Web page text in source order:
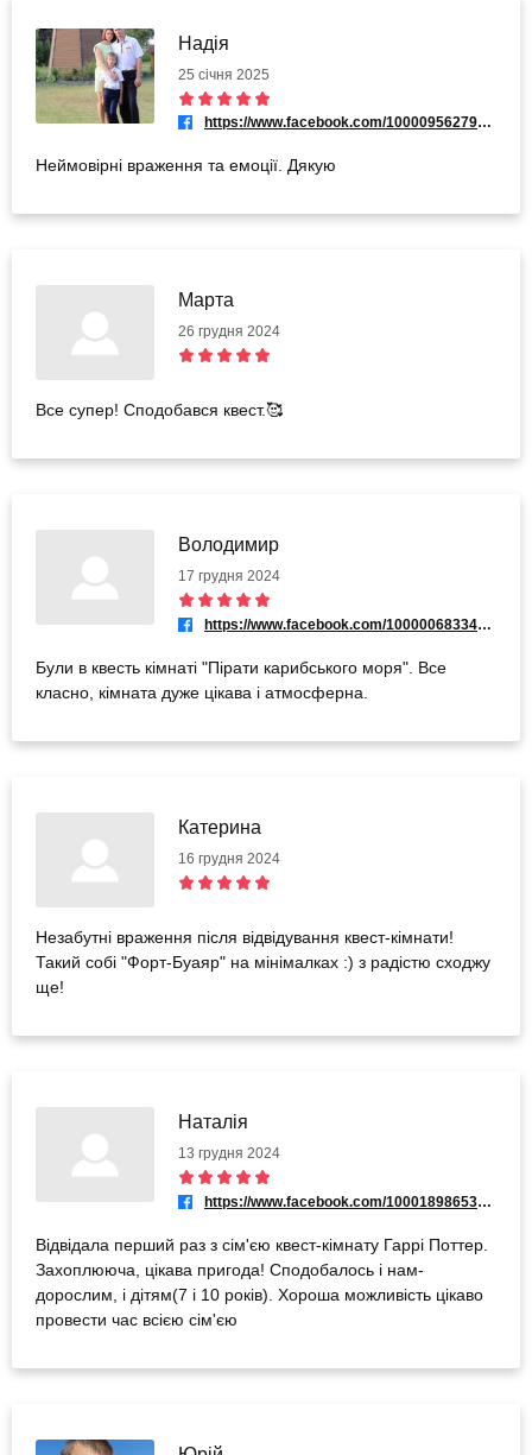
Надія
25 січня 2025
https://www.facebook.com/100009562791554
Неймовірні враження та емоції. Дякую
Марта
26 грудня 2024
Все супер! Сподобався квест.🥰
Володимир
17 грудня 2024
https://www.facebook.com/100000683342847
Були в квесть кімнаті "Пірати карибського моря". Все
класно, кімната дуже цікава і атмосферна.
Катерина
16 грудня 2024
Незабутні враження після відвідування квест-кімнати!
Такий собі "Форт-Буаяр" на мінімалках :) з радістю сходжу
ще!
Наталія
13 грудня 2024
https://www.facebook.com/100018986539067
Відвідала перший раз з сім'єю квест-кімнату Гаррі Поттер.
Захоплююча, цікава пригода! Сподобалось і нам-
дорослим, і дітям(7 і 10 років). Хороша можливість цікаво
провести час всією сім'єю